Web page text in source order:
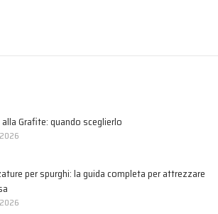
Grafite: quando sceglierlo
per spurghi: la guida completa per attrezzare